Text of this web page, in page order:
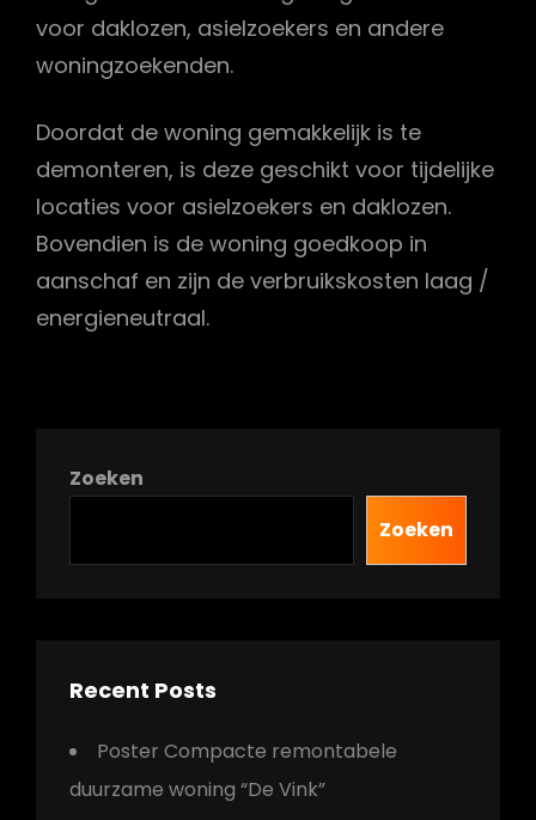
voor daklozen, asielzoekers en andere
woningzoekenden.
Doordat de woning gemakkelijk is te
demonteren, is deze geschikt voor tijdelijke
locaties voor asielzoekers en daklozen.
Bovendien is de woning goedkoop in
aanschaf en zijn de verbruikskosten laag /
energieneutraal.
Zoeken
Zoeken
Recent Posts
Poster Compacte remontabele
duurzame woning “De Vink”